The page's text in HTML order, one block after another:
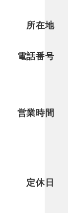
所在地
電話番号
営業時間
定休日